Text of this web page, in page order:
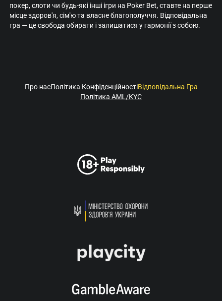
покер, слоти чи будь-які інші ігри на Poker Bet, ставте на перше
місце здоров'я, сім'ю та власне благополуччя. Відповідальна
гра — це свобода обирати і залишатися у гармонії з собою.
Про насПолітика КонфіденційностіВідповідальна Гра
Політика AML/KYC